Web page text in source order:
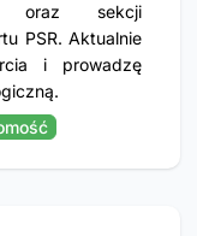
oraz sekcji
PSR. Aktualnie
i prowadzę